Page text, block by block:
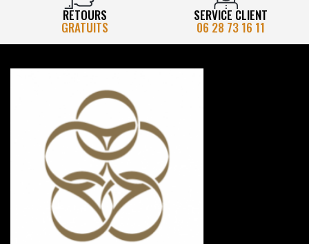
RETOURS
GRATUITS
SERVICE CLIENT
06 28 73 16 11